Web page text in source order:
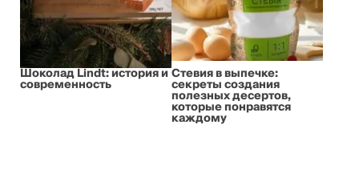
Шоколад Lindt: история и
современность
Стевия в выпечке:
секреты создания
полезных десертов,
которые понравятся
каждому